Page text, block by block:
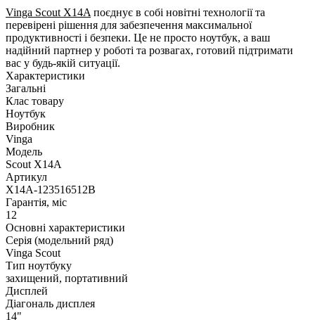
Vinga Scout X14A поєднує в собі новітні технології та
перевірені рішення для забезпечення максимальної
продуктивності і безпеки. Це не просто ноутбук, а ваш
надійний партнер у роботі та розвагах, готовий підтримати
вас у будь-якій ситуації.
Характеристики
Загальні
Клас товару
Ноутбук
Виробник
Vinga
Модель
Scout X14A
Артикул
X14A-123516512B
Гарантія, міс
12
Основні характеристики
Серія (модельний ряд)
Vinga Scout
Тип ноутбуку
захищений, портативний
Дисплей
Діагональ дисплея
14"